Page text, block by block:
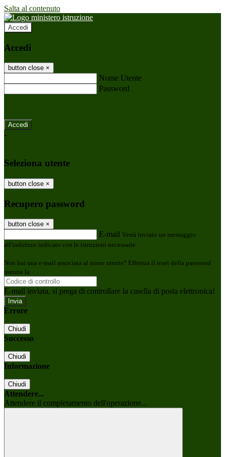
Salta al contenuto
Accedi
Accedi
button close ×
Nome Utente
Password
-
Seleziona utente
button close ×
Recupero password
button close ×
E-mail Verrà inviato un messaggio
all'indirizzo indicato con le istruzioni necessarie.
Non hai una e-mail associata al nome utente? Effettua il reset della password
tramite la
E-mail inviata, si prega di controllare la casella di posta elettronica!
Errore
Chiudi
Successo
Chiudi
Informazione
Chiudi
Attendere...
Attendere il completamento dell'operazione...